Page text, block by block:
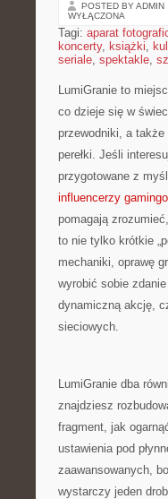
POSTED BY ADMIN
WYŁĄCZONA
Tagi: aparat
koncerty, książki,
seriale, spektakle,
LumiGranie to
co dzieje się w
przewodniki, a
perełki. Jeśli
przygotowane z
influencerzy
pomagają
to nie tylko krótkie
mechaniki, oprawę
wyrobić sobie
dynamiczną akcję,
sieciowych.
LumiGranie dba
znajdziesz
fragment, jak
ustawienia pod
zaawansowanych,
wystarczy jeden